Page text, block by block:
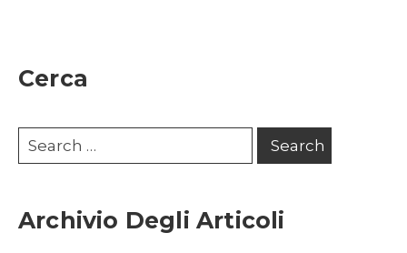
Cerca
Archivio Degli Articoli